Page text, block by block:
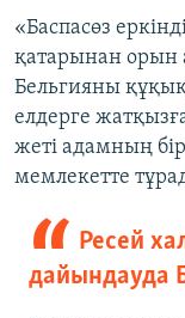
«Баспасөз
қатарынан орын
Бельгияны
елдерге
жеті адамның
мемлекетте
Ресей
дайындауда